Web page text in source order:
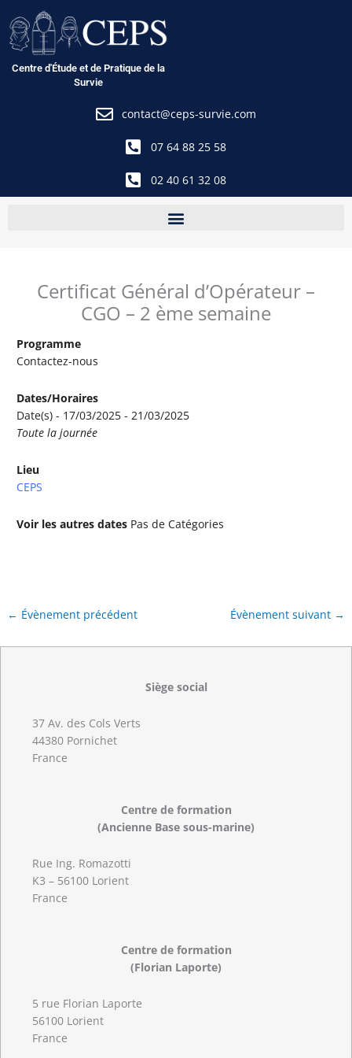
au
contenu
Centre d'Étude et de Pratique de la
Survie
contact@ceps-survie.com
07 64 88 25 58
02 40 61 32 08
Certificat Général d’Opérateur –
CGO – 2 ème semaine
Programme
Contactez-nous
Dates/Horaires
Date(s) - 17/03/2025 - 21/03/2025
Toute la journée
Lieu
CEPS
Voir les autres dates Pas de Catégories
← Évènement précédent Évènement suivant →
Siège social
37 Av. des Cols Verts
44380 Pornichet
France
Centre de formation
(Ancienne Base sous-marine)
Rue Ing. Romazotti
K3 – 56100 Lorient
France
Centre de formation
(Florian Laporte)
5 rue Florian Laporte
56100 Lorient
France